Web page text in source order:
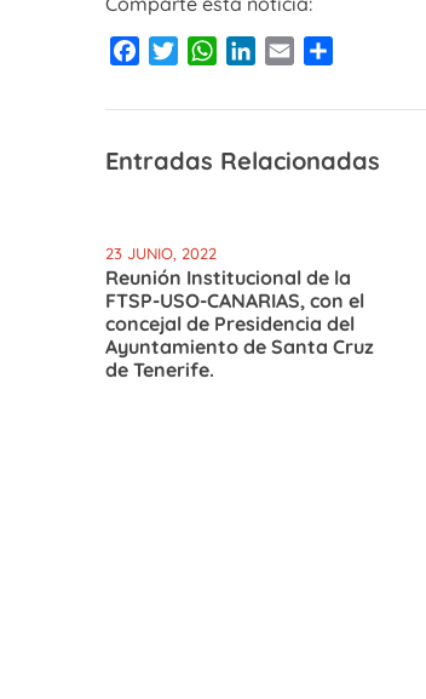
Facebook
TwitterWhatsApp
LinkedIn
Email
Entradas Relacionadas
23 JUNIO, 2022
Reunión Institucional de la
FTSP-USO-CANARIAS, con el
concejal de Presidencia del
Ayuntamiento de Santa Cruz
de Tenerife.